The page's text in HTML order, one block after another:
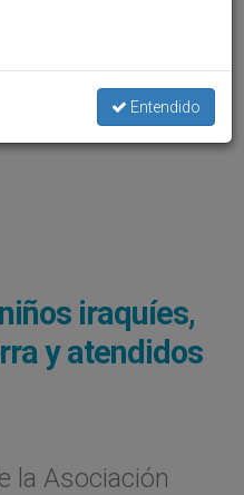
iraquíes,
y atendidos
la Asociación
Entendido